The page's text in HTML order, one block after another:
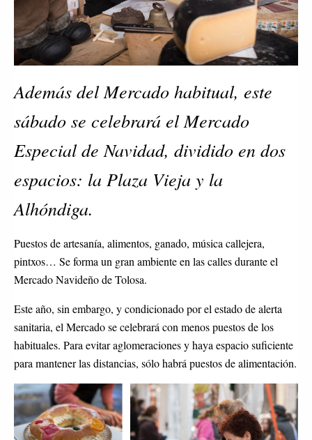
Además del Mercado habitual, este
sábado se celebrará el Mercado
Especial de Navidad, dividido en dos
espacios: la Plaza Vieja y la
Alhóndiga.
Puestos de artesanía, alimentos, ganado, música callejera,
pintxos… Se forma un gran ambiente en las calles durante el
Mercado Navideño de Tolosa.
Este año, sin embargo, y condicionado por el estado de alerta
sanitaria, el Mercado se celebrará con menos puestos de los
habituales. Para evitar aglomeraciones y haya espacio suficiente
para mantener las distancias, sólo habrá puestos de alimentación.